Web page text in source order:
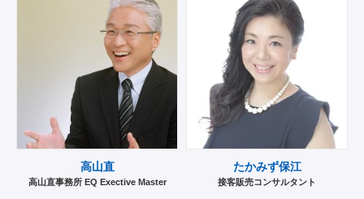
高山直
高山直事務所 EQ Exective Master
たかみず保江
接客販売コンサルタント